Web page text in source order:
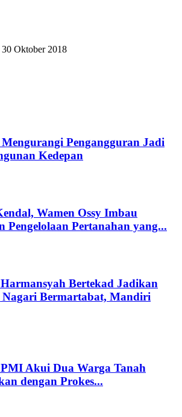
30 Oktober 2018
Pengangguran Jadi
Kedepan
Wamen Ossy Imbau
Pertanahan yang...
Bertekad Jadikan
Nagari Bermartabat, Mandiri
Akui Dua Warga Tanah
dengan Prokes...